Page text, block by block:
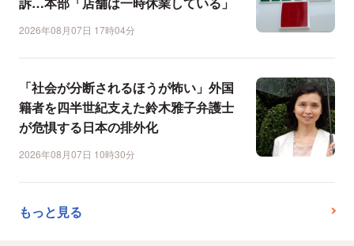
2026年08月07日 17時04分
「社会が分断されるほうが怖い」外国
籍者を四半世紀支えた鈴木雅子弁護士
が危惧する日本の排外化
2026年08月07日 10時30分
もっと見る